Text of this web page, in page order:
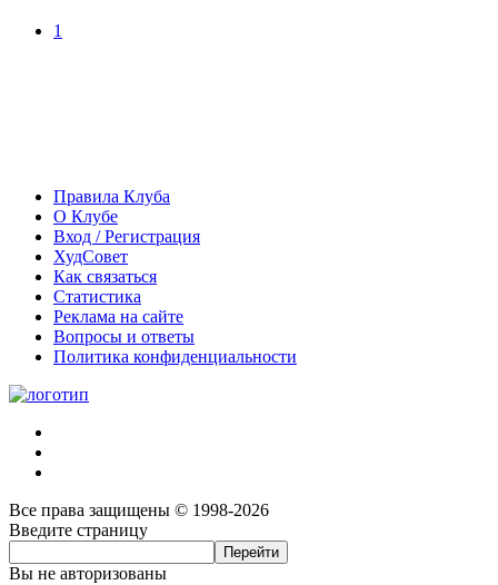
1
Правила Клуба
О Клубе
Вход / Регистрация
ХудСовет
Как связаться
Статистика
Реклама на сайте
Вопросы и ответы
Политика конфиденциальности
Все права защищены © 1998-2026
Введите страницу
Вы не авторизованы